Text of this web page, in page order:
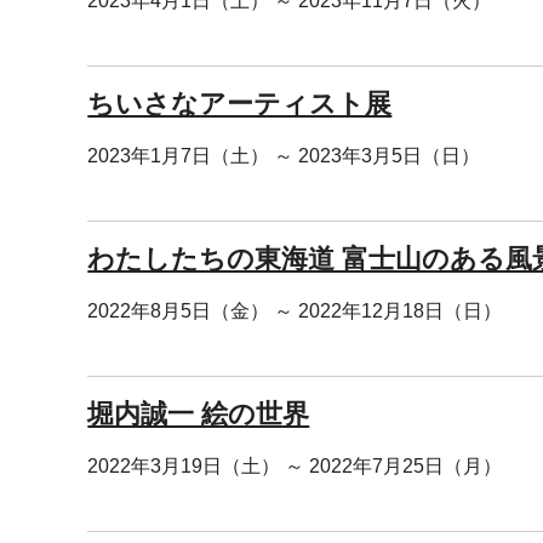
ちいさなアーティスト展
2023年1月7日（土） ～ 2023年3月5日（日）
わたしたちの東海道 富士山のある風
2022年8月5日（金） ～ 2022年12月18日（日）
堀内誠一 絵の世界
2022年3月19日（土） ～ 2022年7月25日（月）